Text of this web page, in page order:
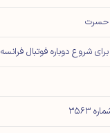
حسرت
شروع دوباره فوتبال فرانسه